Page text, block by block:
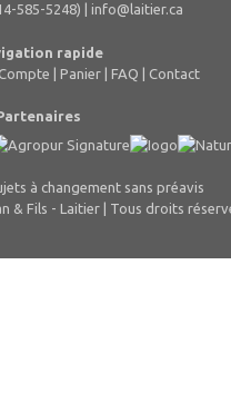
585-5248) | info@laitier.ca
rapide
Compte | Panier| FAQ | Contact
à changement sans préavis
& Fils - Laitier | Tous droits